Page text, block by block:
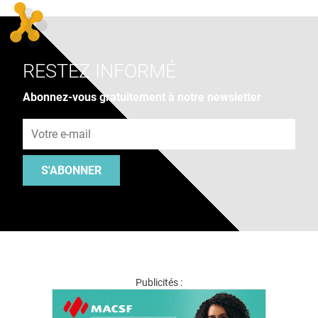
RESTEZ INFORMÉ
Abonnez-vous gratuitement à notre newsletter
S'ABONNER
Publicités :